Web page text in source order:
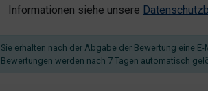
Informationen siehe unsere
Sie erhalten nach der Abgabe der Bewertung eine
Bewertungen werden nach 7 Tagen automatisch